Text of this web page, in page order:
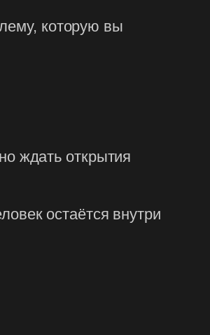
которую вы
ждать открытия
остаётся внутри